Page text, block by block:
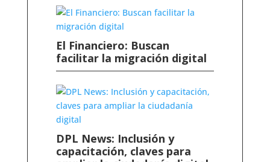
El Financiero: Buscan
facilitar la migración digital
DPL News: Inclusión y
capacitación, claves para